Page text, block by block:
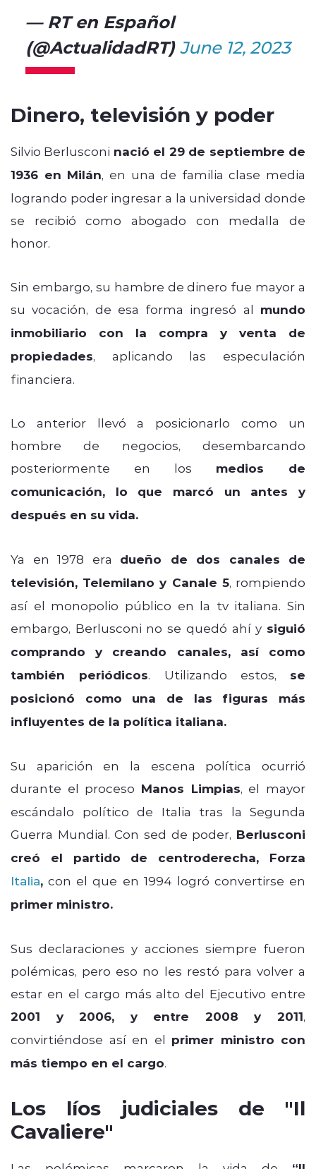
— RT en Español
(@ActualidadRT)June 12, 2023
Dinero, televisión y poder
Silvio Berlusconi nació el 29 de septiembre de
1936 en Milán, en una de familia clase media
logrando poder ingresar a la universidad donde
se recibió como abogado con medalla de
honor.
Sin embargo, su hambre de dinero fue mayor a
su vocación, de esa forma ingresó al mundo
inmobiliario con la compra y venta de
propiedades, aplicando las especulación
financiera.
Lo anterior llevó a posicionarlo como un
hombre de negocios, desembarcando
posteriormente en los medios de
comunicación, lo que marcó un antes y
después en su vida.
Ya en 1978 era dueño de dos canales de
televisión, Telemilano y Canale 5, rompiendo
así el monopolio público en la tv italiana. Sin
embargo, Berlusconi no se quedó ahí y siguió
comprando y creando canales, así como
también periódicos. Utilizando estos, se
posicionó como una de las figuras más
influyentes de la política italiana.
Su aparición en la escena política ocurrió
durante el proceso Manos Limpias, el mayor
escándalo político de Italia tras la Segunda
Guerra Mundial. Con sed de poder, Berlusconi
creó el partido de centroderecha, Forza
Italia, con el que en 1994 logró convertirse en
primer ministro.
Sus declaraciones y acciones siempre fueron
polémicas, pero eso no les restó para volver a
estar en el cargo más alto del Ejecutivo entre
2001 y 2006, y entre 2008 y 2011,
convirtiéndose así en el primer ministro con
más tiempo en el cargo.
Los líos judiciales de "Il
Cavaliere"